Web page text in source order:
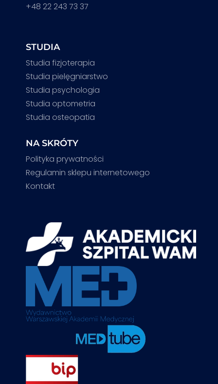
+48 22 243 73 37
STUDIA
Studia fizjoterapia
Studia pielęgniarstwo
Studia psychologia
Studia optometria
Studia osteopatia
NA SKRÓTY
Polityka prywatności
Regulamin sklepu internetowego
Kontakt